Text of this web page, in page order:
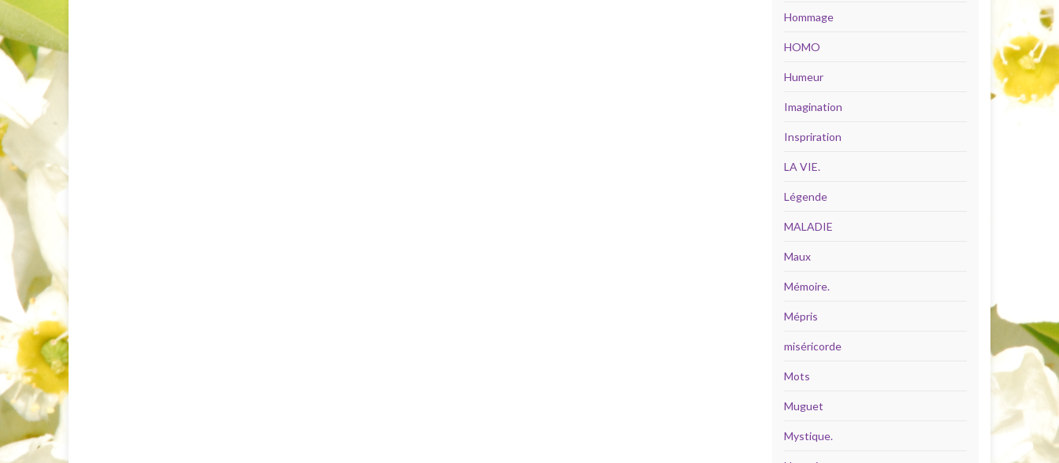
Hommage
HOMO
Humeur
Imagination
Inspriration
LA VIE.
Légende
MALADIE
Maux
Mémoire.
Mépris
miséricorde
Mots
Muguet
Mystique.